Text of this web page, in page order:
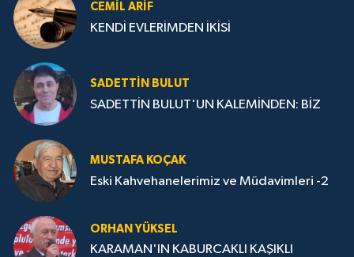
CEMIL ARİF
KENDİ EVLERİMDEN İKİSİ
SADETTIN BULUT
SADETTİN BULUT'UN KALEMİNDEN: BİZ
MUSTAFA KOÇAK
Eski Kahvehanelerimiz ve Müdavimleri -2
ORHAN YÜKSEL
KARAMAN'IN KABURCAKLI KAŞIKLI